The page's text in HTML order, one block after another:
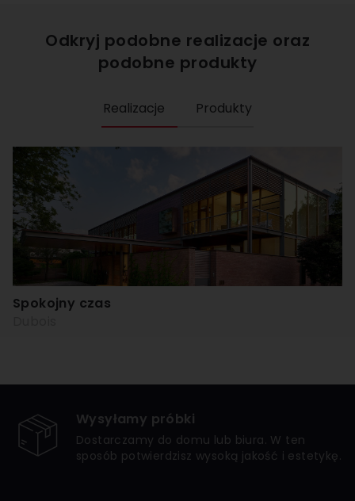
Odkryj podobne realizacje oraz
podobne produkty
Realizacje Produkty
Spokojny czas
Wysyłamy próbki
Dostarczamy do domu lub biura. W ten
sposób potwierdzisz wysoką jakość i estetykę.